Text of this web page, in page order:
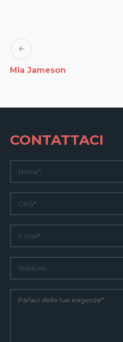
Mia Jameson
CONTATTACI